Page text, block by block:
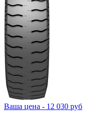
Ваша цена - 12 030 руб